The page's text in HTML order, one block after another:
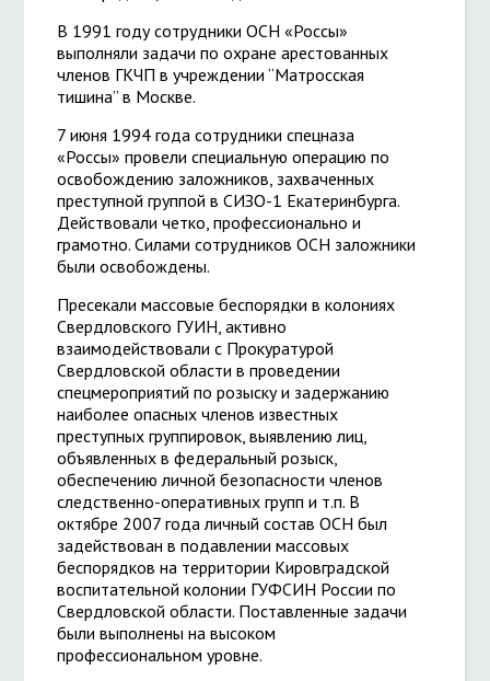
В 1991 году сотрудники ОСН «Россы»
выполняли задачи по охране арестованных
членов ГКЧП в учреждении “Матросская
тишина” в Москве.
7 июня 1994 года сотрудники спецназа
«Россы» провели специальную операцию по
освобождению заложников, захваченных
преступной группой в СИЗО-1 Екатеринбурга.
Действовали четко, профессионально и
грамотно. Силами сотрудников ОСН заложники
были освобождены.
Пресекали массовые беспорядки в колониях
Свердловского ГУИН, активно
взаимодействовали с Прокуратурой
Свердловской области в проведении
спецмероприятий по розыску и задержанию
наиболее опасных членов известных
преступных группировок, выявлению лиц,
объявленных в федеральный розыск,
обеспечению личной безопасности членов
следственно-оперативных групп и т.п. В
октябре 2007 года личный состав ОСН был
задействован в подавлении массовых
беспорядков на территории Кировградской
воспитательной колонии ГУФСИН России по
Свердловской области. Поставленные задачи
были выполнены на высоком
профессиональном уровне.